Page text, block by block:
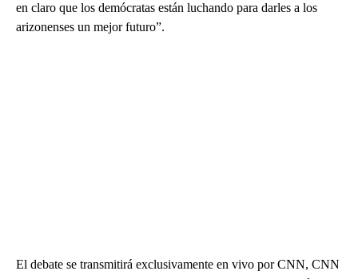
en claro que los demócratas están luchando para darles a los
arizonenses un mejor futuro”.
El debate se transmitirá exclusivamente en vivo por CNN, CNN